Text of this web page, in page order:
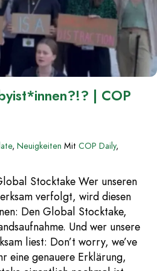
| COP
, Neuigkeiten Mit COP Daily,
Stocktake Wer unseren
verfolgt, wird diesen
Den Global Stocktake,
Und wer unsere
liest: Don’t worry, we’ve
eine genauere Erklärung,